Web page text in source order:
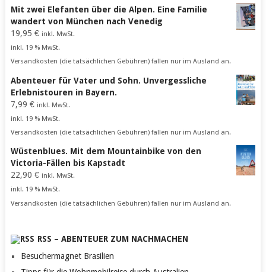
Mit zwei Elefanten über die Alpen. Eine Familie
wandert von München nach Venedig
19,95 € inkl. MwSt.
inkl. 19 % MwSt.
Versandkosten (die tatsächlichen Gebühren) fallen nur im Ausland an.
Abenteuer für Vater und Sohn. Unvergessliche
Erlebnistouren in Bayern.
7,99 € inkl. MwSt.
inkl. 19 % MwSt.
Versandkosten (die tatsächlichen Gebühren) fallen nur im Ausland an.
Wüstenblues. Mit dem Mountainbike von den
Victoria-Fällen bis Kapstadt
22,90 € inkl. MwSt.
inkl. 19 % MwSt.
Versandkosten (die tatsächlichen Gebühren) fallen nur im Ausland an.
RSS – ABENTEUER ZUM NACHMACHEN
Besuchermagnet Brasilien